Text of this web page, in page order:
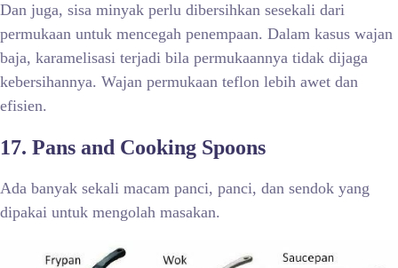
Dan juga, sisa minyak perlu dibersihkan sesekali dari
permukaan untuk mencegah penempaan. Dalam kasus wajan
baja, karamelisasi terjadi bila permukaannya tidak dijaga
kebersihannya. Wajan permukaan teflon lebih awet dan
efisien.
17. Pans and Cooking Spoons
Ada banyak sekali macam panci, panci, dan sendok yang
dipakai untuk mengolah masakan.